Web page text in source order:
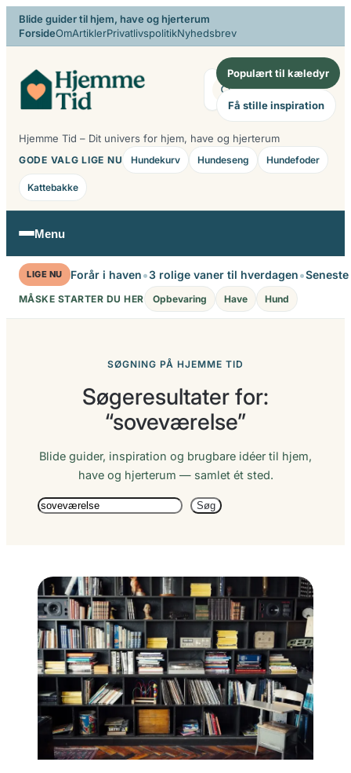
Spring
Blide guider til hjem, have og hjerterum
ForsideOmArtiklerPrivatlivspolitikNyhedsbrev
Søg
Populært til kæledyr
Få stille inspiration
Hjemme Tid – Dit univers for hjem, have og hjerterum
GODE VALG LIGE NU Hundekurv Hundeseng Hundefoder
Kattebakke
Menu
LIGE NU Forår i haven•3 rolige vaner til hverdagen•
MÅSKE STARTER DU HER Opbevaring Have Hund
SØGNING PÅ HJEMME TID
Søgeresultater for:
“soveværelse”
Blide guider, inspiration og brugbare idéer til hjem,
have og hjerterum — samlet ét sted.
Søg Søg